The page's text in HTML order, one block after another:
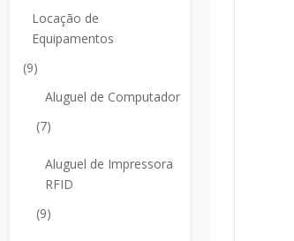
Locação de
Equipamentos
(9)
Aluguel de Computador
(7)
Aluguel de Impressora
RFID
(9)